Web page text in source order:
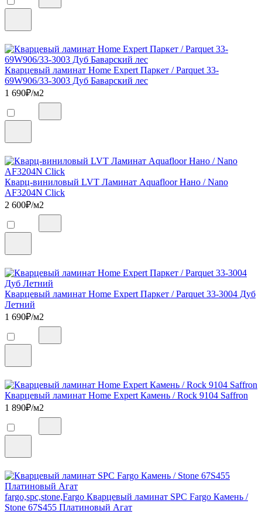
Кварцевый ламинат Home Expert Паркет / Parquet 33-
69W906/33-3003 Дуб Баварский лес
1 690₽/м2
Кварц-виниловый LVT Ламинат Aquafloor Нано / Nano
AF3204N Click
2 600₽/м2
Кварцевый ламинат Home Expert Паркет / Parquet 33-3004 Дуб
Летний
1 690₽/м2
Кварцевый ламинат Home Expert Камень / Rock 9104 Saffron
1 890₽/м2
fargo,spc,stone,Fargo Кварцевый ламинат SPC Fargo Камень /
Stone 67S455 Платиновый Агат